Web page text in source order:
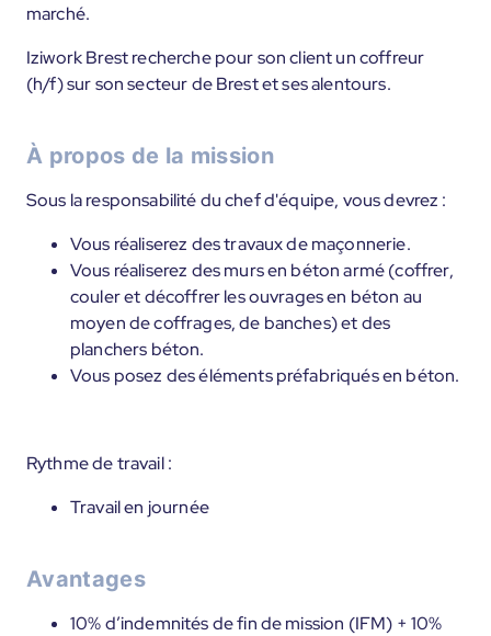
marché.
Iziwork Brest recherche pour son client un coffreur
(h/f) sur son secteur de Brest et ses alentours.
À propos de la mission
Sous la responsabilité du chef d'équipe, vous devrez :
Vous réaliserez des travaux de maçonnerie.
Vous réaliserez des murs en béton armé (coffrer,
couler et décoffrer les ouvrages en béton au
moyen de coffrages, de banches) et des
planchers béton.
Vous posez des éléments préfabriqués en béton.
Rythme de travail :
Travail en journée
Avantages
10% d’indemnités de fin de mission (IFM) + 10%